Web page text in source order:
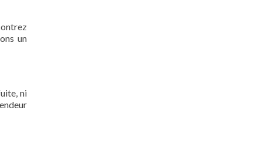
un
ni